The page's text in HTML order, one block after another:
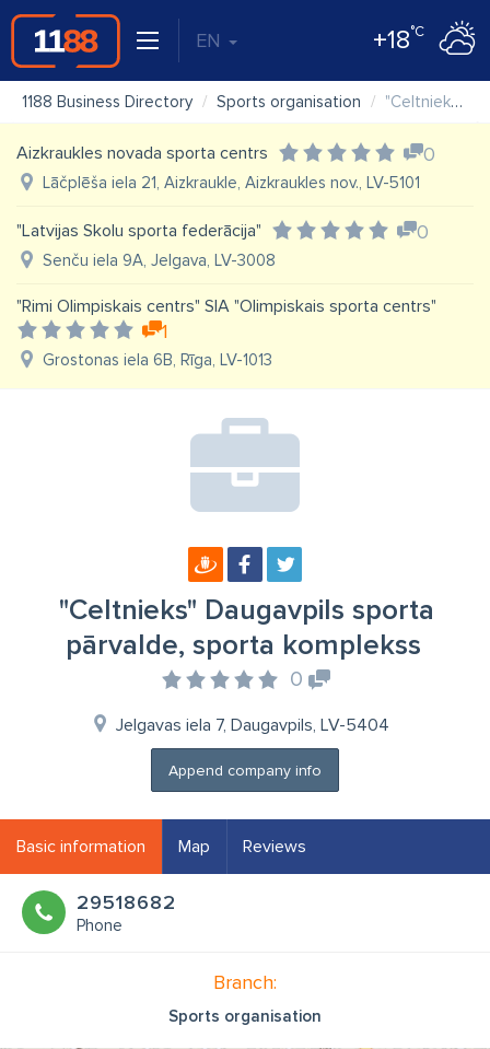
EN +18°C
1188 Business Directory Sports organisation "Celtnieks" Daugavpils sporta pārvalde, sporta komplekss
Aizkraukles novada sporta centrs 0
Lāčplēša iela 21, Aizkraukle, Aizkraukles nov., LV-5101
"Latvijas Skolu sporta federācija" 0
Senču iela 9A, Jelgava, LV-3008
"Rimi Olimpiskais centrs" SIA "Olimpiskais sporta centrs"
1
Grostonas iela 6B, Rīga, LV-1013
"Celtnieks" Daugavpils sporta
pārvalde, sporta komplekss
0
Jelgavas iela 7, Daugavpils, LV-5404
Append company info
Basic information Map Reviews
29518682
Phone
Branch:
Sports organisation